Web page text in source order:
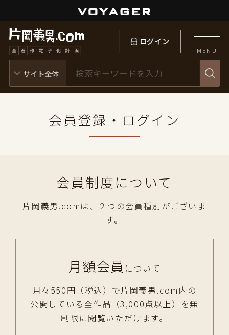
ログイン
MENU
会員登録・ログイン
会員制度について
片岡義男.comは、２つの会員種別がございま
す。
月額会員 について
月々550円（税込）で片岡義男.com内の
公開している全作品（3,000点以上）を無
制限に閲覧いただけます。